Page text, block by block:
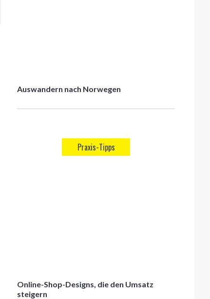
Auswandern nach Norwegen
Praxis-Tipps
Online-Shop-Designs, die den Umsatz
steigern